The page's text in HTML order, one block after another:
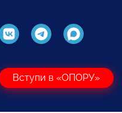
Вступи в «ОПОРУ»